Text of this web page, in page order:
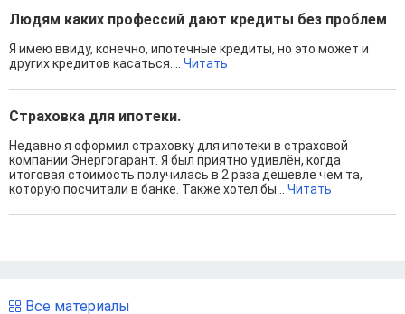
Людям каких профессий дают кредиты без проблем
Я имею ввиду, конечно, ипотечные кредиты, но это может и
других кредитов касаться.... Читать
Страховка для ипотеки.
Недавно я оформил страховку для ипотеки в страховой
компании Энергогарант. Я был приятно удивлён, когда
итоговая стоимость получилась в 2 раза дешевле чем та,
которую посчитали в банке. Также хотел бы... Читать
Все материалы